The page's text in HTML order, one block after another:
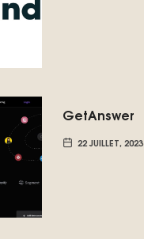
GetAnswer
22 JUILLET, 2023